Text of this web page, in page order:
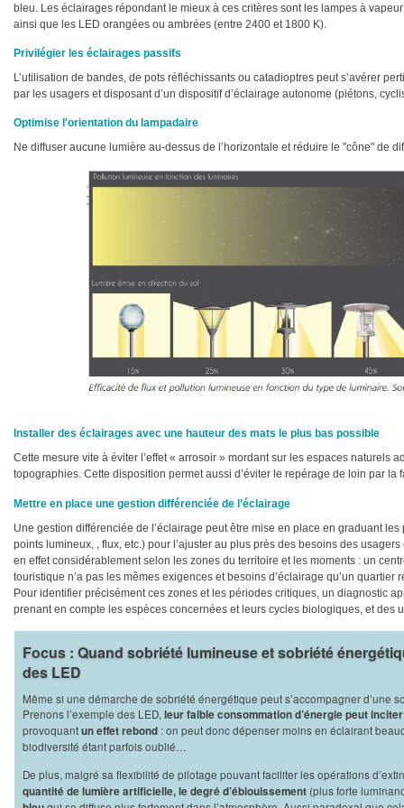
bleu. Les éclairages répondant le mieux à ces critères sont les lampes à
ainsi que les LED orangées ou ambrées (entre 2400 et 1800 K).
Privilégier les éclairages passifs
L’utilisation de bandes, de pots réfléchissants ou catadioptres peut s’avérer
par les usagers et disposant d’un dispositif d’éclairage autonome (piétons,
Optimise l'orientation du lampadaire
Ne diffuser aucune lumière au-dessus de l’horizontale et réduire le "cône" de
Installer des éclairages avec une hauteur des mats le plus bas possible
Cette mesure vite à éviter l’effet « arrosoir » mordant sur les espaces naturels
topographies. Cette disposition permet aussi d’éviter le repérage de loin par la
Mettre en place une gestion différenciée de l’éclairage
Une gestion différenciée de l’éclairage peut être mise en place en graduant
points lumineux, , flux, etc.) pour l’ajuster au plus près des besoins des
en effet considérablement selon les zones du territoire et les moments : un
touristique n’a pas les mêmes exigences et besoins d’éclairage qu’un
Pour identifier précisément ces zones et les périodes critiques, un diagnostic
prenant en compte les espèces concernées et leurs cycles biologiques, et des
Focus : Quand sobriété lumineuse et sobriété
des LED
Même si une démarche de sobriété énergétique peut s’accompagner d’une
Prenons l’exemple des LED, leur faible consommation d’énergie peut
provoquantun effet rebond : on peut donc dépenser moins en éclairant
biodiversité étant parfois oublié…
De plus, malgré sa flexibilité de pilotage pouvant faciliter les opérations
quantité de lumière artificielle, le degré d’éblouissement (plus forte